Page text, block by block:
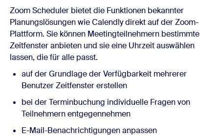
Zoom Scheduler bietet die Funktionen bekannter
Planungslösungen wie Calendly direkt auf der Zoom-
Plattform. Sie können Meetingteilnehmern bestimmte
Zeitfenster anbieten und sie eine Uhrzeit auswählen
lassen, die für alle passt.
auf der Grundlage der Verfügbarkeit mehrerer
Benutzer Zeitfenster erstellen
bei der Terminbuchung individuelle Fragen von
Teilnehmern entgegennehmen
E-Mail-Benachrichtigungen anpassen